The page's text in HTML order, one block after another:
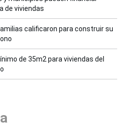
de viviendas
calificaron para construir su
de 35m2 para viviendas del